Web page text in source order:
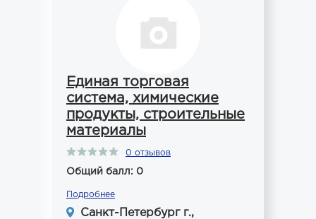
Единая торговая
система, химические
продукты, строительные
материалы
0 отзывов
Общий балл: 0
Подробнее
Санкт-Петербург г.,